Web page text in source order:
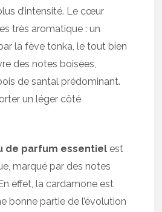
d’intensité. Le cœur
très aromatique : un
la fève tonka, le tout bien
des notes boisées,
de santal prédominant.
un léger côté
de parfum essentiel est
marqué par des notes
effet, la cardamone est
bonne partie de l’évolution